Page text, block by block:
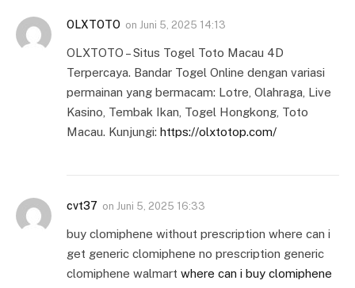
OLXTOTO on Juni 5, 2025 14:13
OLXTOTO – Situs Togel Toto Macau 4D
Terpercaya. Bandar Togel Online dengan variasi
permainan yang bermacam: Lotre, Olahraga, Live
Kasino, Tembak Ikan, Togel Hongkong, Toto
Macau. Kunjungi: https://olxtotop.com/
cvt37 on Juni 5, 2025 16:33
buy clomiphene without prescription where can i
get generic clomiphene no prescription generic
clomiphene walmart where can i buy clomiphene